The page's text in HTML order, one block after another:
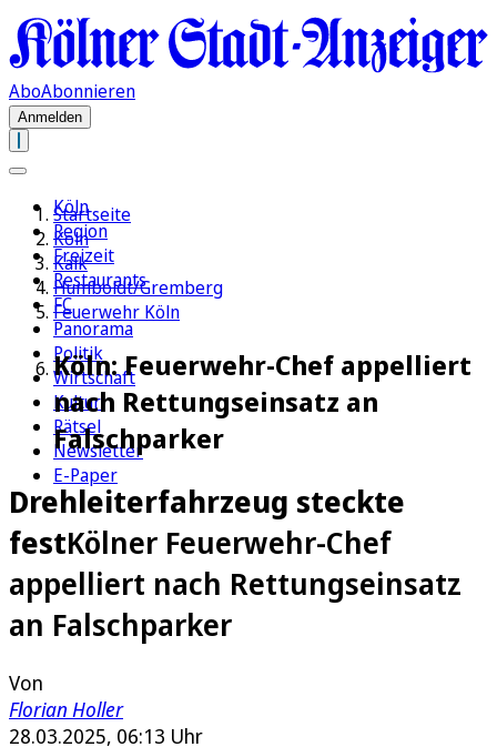
AboAbonnieren
Anmelden
Köln
Region
Freizeit
Restaurants
FC
Panorama
Politik
Wirtschaft
Kultur
Rätsel
Newsletter
E-Paper
Startseite
Köln
Kalk
Humboldt/Gremberg
Feuerwehr Köln
Köln: Feuerwehr-Chef appelliert
nach Rettungseinsatz an
Falschparker
Drehleiterfahrzeug steckte
festKölner Feuerwehr-Chef
appelliert nach Rettungseinsatz
an Falschparker
Von
Florian Holler
28.03.2025, 06:13 Uhr